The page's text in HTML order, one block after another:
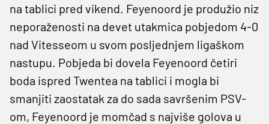
na tablici pred vikend. Feyenoord je produžio niz
neporaženosti na devet utakmica pobjedom 4-0
nad Vitesseom u svom posljednjem ligaškom
nastupu. Pobjeda bi dovela Feyenoord četiri
boda ispred Twentea na tablici i mogla bi
smanjiti zaostatak za do sada savršenim PSV-
om, Feyenoord je momčad s najviše golova u